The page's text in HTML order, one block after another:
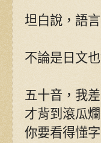
坦白說，語
不論是日文
五十音，我
才背到滾瓜
你要看得懂